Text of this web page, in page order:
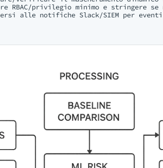
RBAC/privilegio minimo e stringere se
alle notifiche Slack/SIEM per